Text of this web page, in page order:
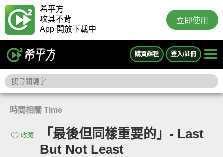
希平方
攻其不背
App 開放下載中
立即使用
購買課程 登入/註冊
時間相關 Time
收藏
「最後但同樣重要的」- Last
But Not Least